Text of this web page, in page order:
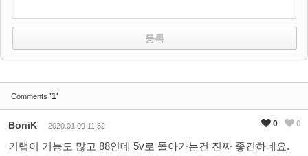
Comments '1'
BoniK 2020.01.09 11:52
키랩이 기능도 많고 88인데 5v로 돌아가는건 진짜 좋긴하네요.
0 0